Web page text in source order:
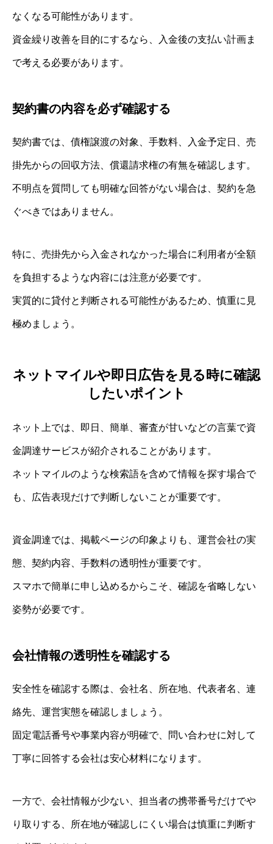
なくなる可能性があります。
資金繰り改善を目的にするなら、入金後の支払い計画ま
で考える必要があります。
契約書の内容を必ず確認する
契約書では、債権譲渡の対象、手数料、入金予定日、売
掛先からの回収方法、償還請求権の有無を確認します。
不明点を質問しても明確な回答がない場合は、契約を急
ぐべきではありません。
特に、売掛先から入金されなかった場合に利用者が全額
を負担するような内容には注意が必要です。
実質的に貸付と判断される可能性があるため、慎重に見
極めましょう。
ネットマイルや即日広告を見る時に確認
したいポイント
ネット上では、即日、簡単、審査が甘いなどの言葉で資
金調達サービスが紹介されることがあります。
ネットマイルのような検索語を含めて情報を探す場合で
も、広告表現だけで判断しないことが重要です。
資金調達では、掲載ページの印象よりも、運営会社の実
態、契約内容、手数料の透明性が重要です。
スマホで簡単に申し込めるからこそ、確認を省略しない
姿勢が必要です。
会社情報の透明性を確認する
安全性を確認する際は、会社名、所在地、代表者名、連
絡先、運営実態を確認しましょう。
固定電話番号や事業内容が明確で、問い合わせに対して
丁寧に回答する会社は安心材料になります。
一方で、会社情報が少ない、担当者の携帯番号だけでや
り取りする、所在地が確認しにくい場合は慎重に判断す